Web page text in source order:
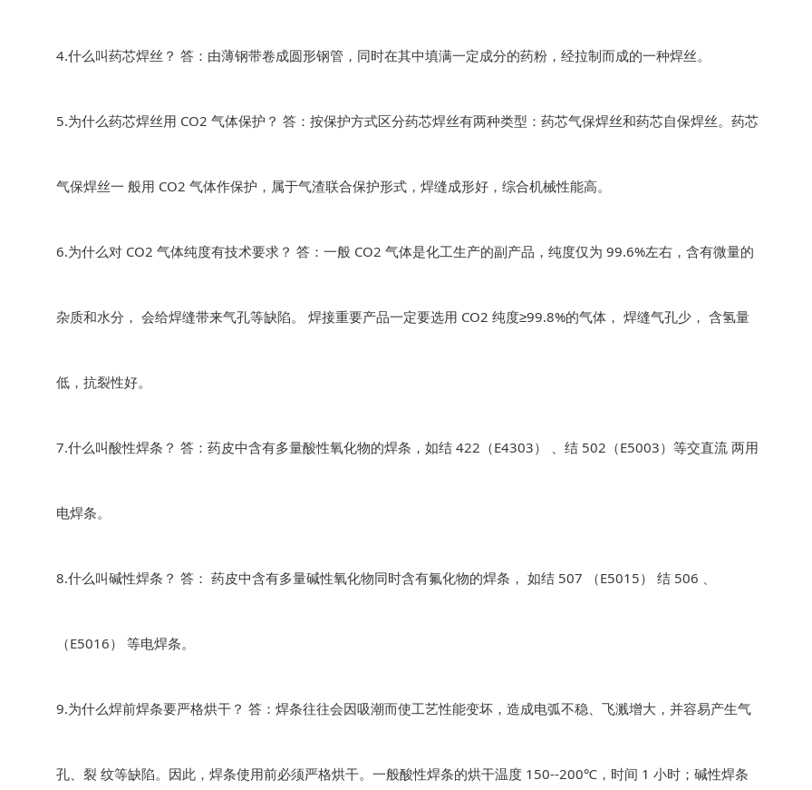
4.什么叫药芯焊丝？ 答：由薄钢带卷成圆形钢管，同时在其中填满一定成分的药粉，经拉制而成的一种焊丝。
5.为什么药芯焊丝用 CO2 气体保护？ 答：按保护方式区分药芯焊丝有两种类型：药芯气保焊丝和药芯自保焊丝。药芯
气保焊丝一 般用 CO2 气体作保护，属于气渣联合保护形式，焊缝成形好，综合机械性能高。
6.为什么对 CO2 气体纯度有技术要求？ 答：一般 CO2 气体是化工生产的副产品，纯度仅为 99.6%左右，含有微量的
杂质和水分， 会给焊缝带来气孔等缺陷。 焊接重要产品一定要选用 CO2 纯度≥99.8%的气体， 焊缝气孔少， 含氢量
低，抗裂性好。
7.什么叫酸性焊条？ 答：药皮中含有多量酸性氧化物的焊条，如结 422（E4303） 、结 502（E5003）等交直流 两用
电焊条。
8.什么叫碱性焊条？ 答： 药皮中含有多量碱性氧化物同时含有氟化物的焊条， 如结 507 （E5015） 结 506 、
（E5016） 等电焊条。
9.为什么焊前焊条要严格烘干？ 答：焊条往往会因吸潮而使工艺性能变坏，造成电弧不稳、飞溅增大，并容易产生气
孔、裂 纹等缺陷。因此，焊条使用前必须严格烘干。一般酸性焊条的烘干温度 150--200℃，时间 1 小时；碱性焊条